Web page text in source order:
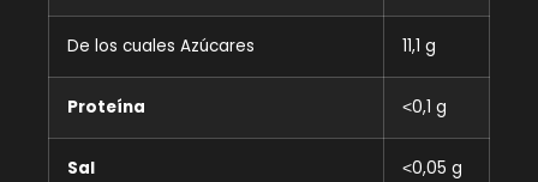
De los cuales Azúcares 11,1 g
Proteína ˂0,1 g
Sal ˂0,05 g